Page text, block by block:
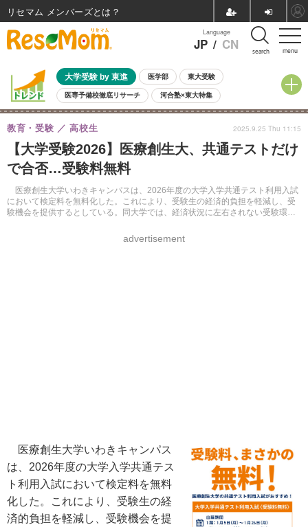
menu
Language
JP / CN search
大学受験 by 東進 医学部 東大受験
医専予備校徹底リサーチ 河合塾×東大特集
親子で考える大学選び 高校受験 中学受験 小学校受験
共通テスト 夏休み
8月開催イベント・WS 全国公立高校 過去問 人気記事
自由研究教材（小学生向け） 自由研究教材（中学生向け）
【大学受験2026】医療創生大、共通テストだけ
で合否…受験料無料
医療創生大学いわきキャンパスは、2026年度の大学入学共通テスト利用入試
において検定料を無料化した。これにより、受験生の経済的負担を軽減し、受
験機会を提供するとしている。同大学では、経済状況に左右されない受験環境
教育・受験 高校生
advertisement
2025.9.25 Thu 11:15
医療創生大学いわきキャンパス
は、2026年度の大学入学共通テス
ト利用入試において検定料を無料
化した。これにより、受験生の経
済的負担を軽減し、受験機会を提
リセマム メンバーズ